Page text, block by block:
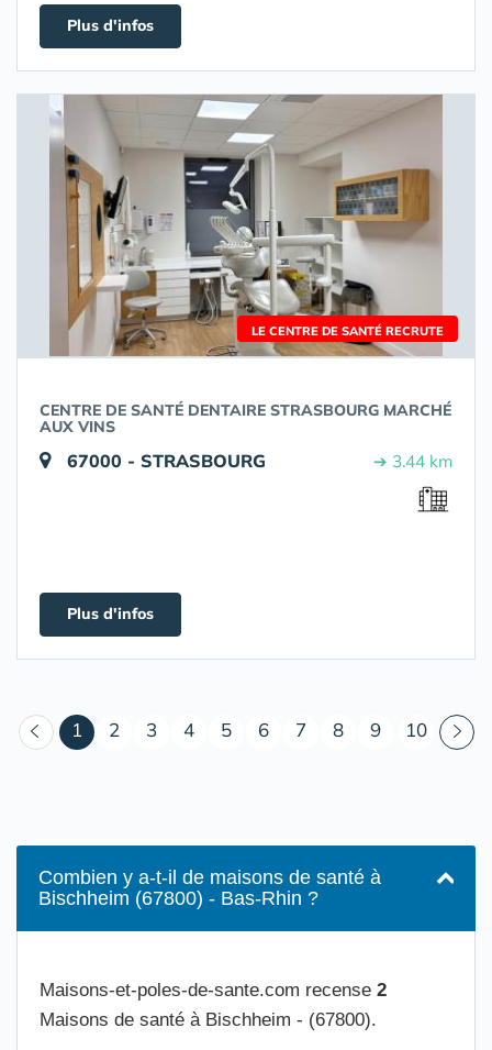
Plus d'infos
LE CENTRE DE SANTÉ RECRUTE
CENTRE DE SANTÉ DENTAIRE STRASBOURG MARCHÉ
AUX VINS
67000 - STRASBOURG ➔ 3.44 km
Plus d'infos
1 (courant)
2 3 4 5 6 7 8 9 10
Combien y a-t-il de maisons de santé à
Bischheim (67800) - Bas-Rhin ?
Maisons-et-poles-de-sante.com recense 2
Maisons de santé à Bischheim - (67800).